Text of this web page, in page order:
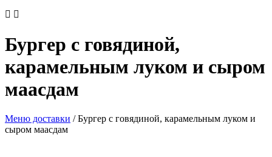
Бургер с говядиной,
карамельным луком и сыром
маасдам
Меню доставки /Бургер с говядиной, карамельным луком и
сыром маасдам